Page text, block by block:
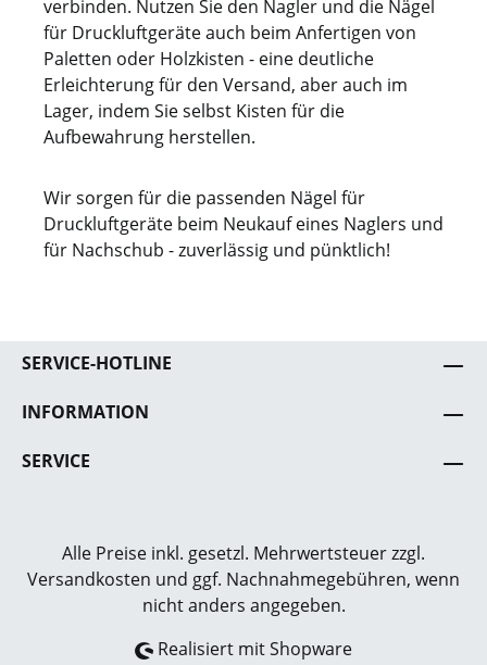
verbinden. Nutzen Sie den Nagler und die Nägel
für Druckluftgeräte auch beim Anfertigen von
Paletten oder Holzkisten - eine deutliche
Erleichterung für den Versand, aber auch im
Lager, indem Sie selbst Kisten für die
Aufbewahrung herstellen.
Wir sorgen für die passenden Nägel für
Druckluftgeräte beim Neukauf eines Naglers und
für Nachschub - zuverlässig und pünktlich!
SERVICE-HOTLINE
INFORMATION
SERVICE
Alle Preise inkl. gesetzl. Mehrwertsteuer zzgl.
Versandkosten und ggf. Nachnahmegebühren, wenn
nicht anders angegeben.
Realisiert mit Shopware